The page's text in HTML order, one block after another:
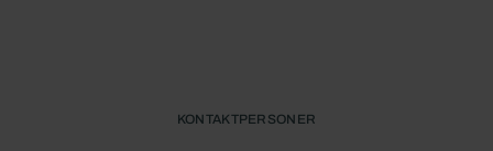
KONTAKTPERSONER